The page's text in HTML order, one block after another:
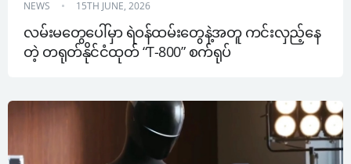
NEWS 15TH JUNE, 2026
လမ်းမတွေပေါ်မှာ ရဲဝန်ထမ်းတွေနဲ့အတူ ကင်းလှည့်နေ
တဲ့ တရုတ်နိုင်ငံထုတ် “T-800” စက်ရုပ်